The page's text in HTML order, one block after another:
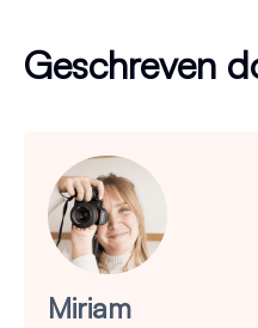
Geschreven
Miriam